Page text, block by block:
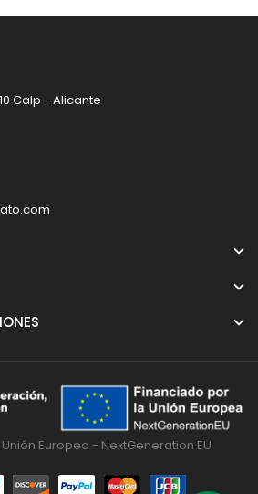
Calp - Alicante
Europea - NextGeneration EU